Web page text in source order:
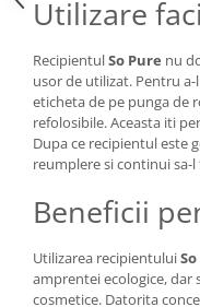
Utilizare
RecipientulSo Pure nu
usor de utilizat. Pentru
eticheta de pe punga de
refolosibile. Aceasta iti
Dupa ce recipientul este
reumplere si continui sa-l
Beneficii
Utilizarea recipientului
amprentei ecologice, dar
cosmetice. Datorita